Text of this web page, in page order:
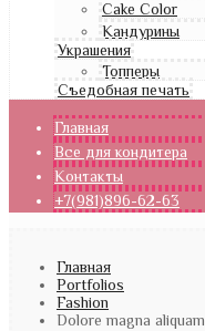
Cake Color
Кандурины
Украшения
Топперы
Съедобная печать
Главная
Все для кондитера
Контакты
+7(981)896-62-63
Главная
Portfolios
Fashion
Dolore magna aliquam